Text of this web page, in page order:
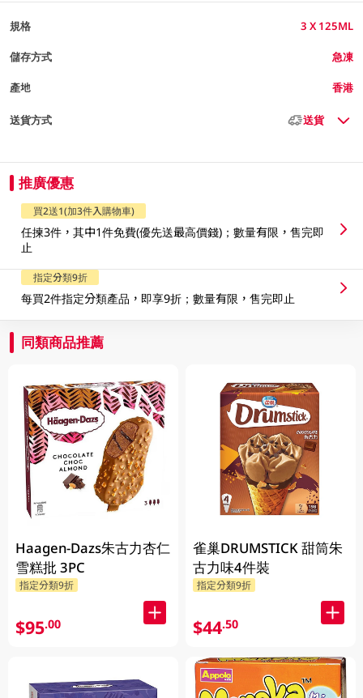
規格 3 X 125ML
儲存方式 急凍
產地 香港
送貨方式 送貨
推廣優惠
買2送1(加3件入購物車)
任揀3件，其中1件免費(優先送最高價錢)；數量有限，售完即
止
指定分類9折
每買2件指定分類產品，即享9折；數量有限，售完即止
同類商品推薦
Haagen-Dazs朱古力杏仁
雪糕批 3PC
指定分類9折
$95.00
雀巢DRUMSTICK 甜筒朱
古力味4件裝
指定分類9折
$44.50